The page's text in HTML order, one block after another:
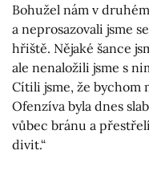
Bohužel nám v
a neprosazovali jsme
hřiště. Nějaké šance
ale nenaložili jsme s
Cítili jsme, že bychom
Ofenzíva byla dnes
vůbec bránu a
divit.“